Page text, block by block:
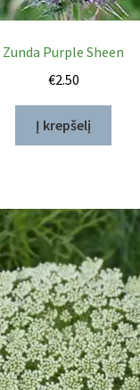
Zunda Purple Sheen
€2.50
Į krepšelį